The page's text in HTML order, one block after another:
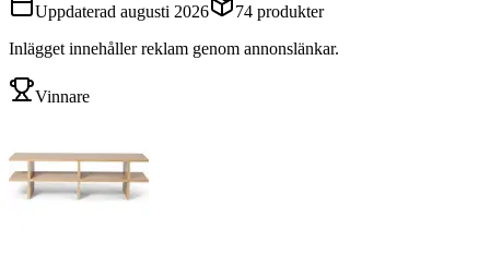
Uppdaterad augusti 2026 74 produkter
Inlägget innehåller reklam genom annonslänkar.
Vinnare